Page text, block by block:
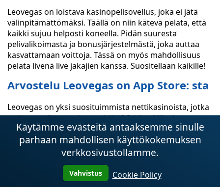
Leovegas on loistava kasinopelisovellus, joka ei jätä
välinpitämättömäksi. Täällä on niin kätevä pelata, että
kaikki sujuu helposti koneella. Pidän suuresta
pelivalikoimasta ja bonusjärjestelmästä, joka auttaa
kasvattamaan voittoja. Tässä on myös mahdollisuus
pelata livenä live jakajien kanssa. Suositellaan kaikille!
Arvostelu Leovegas on App Store: sta
Leovegas on yksi suosituimmista nettikasinoista, jotka
tarjoavat oikean rahan pelejä iOS-käyttäjille. Leovegas-
sovellus on saanut App Storessa korkeat arvosanat
luotettavuudestaan, helppokäyttöisyydestään ja
suuresta pelivalikoimastaan.
Luotettavuus ja turvallisuus
Käytämme evästeitä antaaksemme sinulle
parhaan mahdollisen käyttökokemuksen
verkkosivustollamme.
Vahvistus Cookie Policy